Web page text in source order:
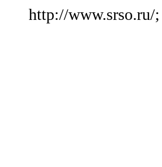
http://www.srso.ru/